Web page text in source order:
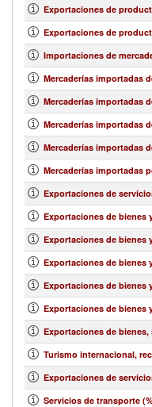
Exportaciones de
Exportaciones de
Importaciones de
Mercaderías importadas
Mercaderías importadas
Mercaderías importadas
Mercaderías importadas
Mercaderías importadas
Exportaciones de
Exportaciones de bienes
Exportaciones de bienes
Exportaciones de bienes
Exportaciones de bienes
Exportaciones de bienes
Exportaciones de
Turismo internacional,
Exportaciones de
Servicios de transporte